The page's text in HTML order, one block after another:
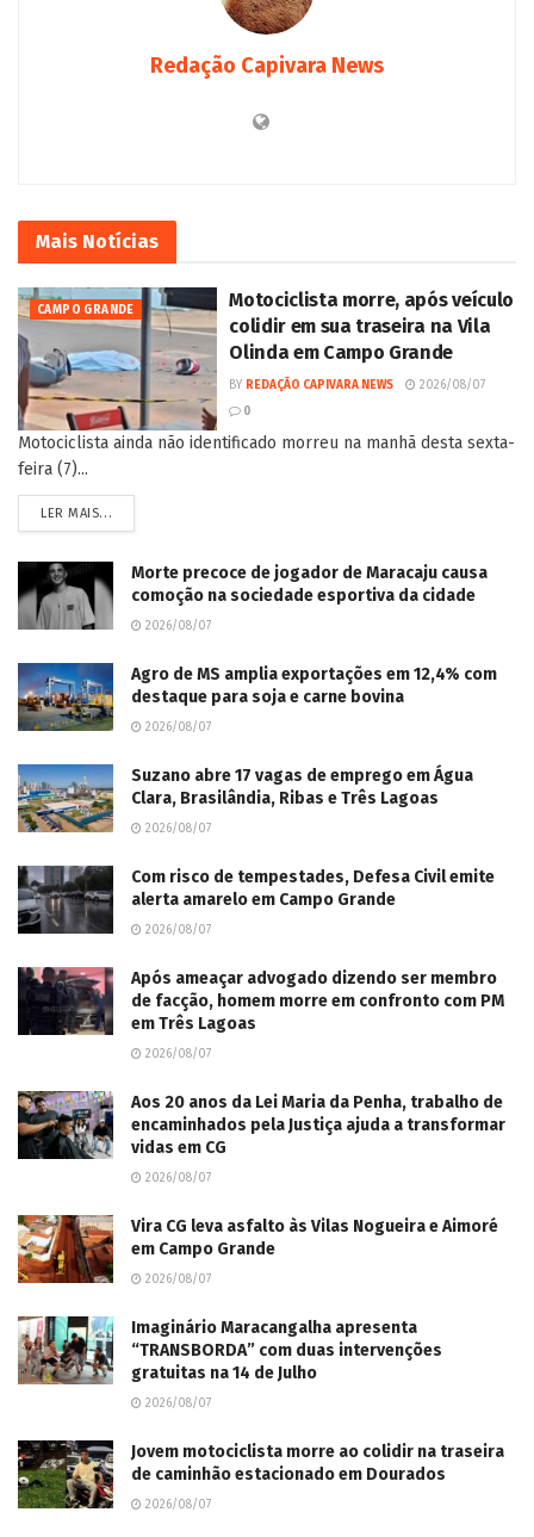
Redação Capivara News
Mais Notícias
CAMPO GRANDE
Motociclista morre, após veículo
colidir em sua traseira na Vila
Olinda em Campo Grande
BY REDAÇÃO CAPIVARA NEWS
2026/08/07
0
Motociclista ainda não identificado morreu na manhã desta sexta-
feira (7)...
LER MAIS...
Morte precoce de jogador de Maracaju causa
comoção na sociedade esportiva da cidade
2026/08/07
Agro de MS amplia exportações em 12,4% com
destaque para soja e carne bovina
2026/08/07
Suzano abre 17 vagas de emprego em Água
Clara, Brasilândia, Ribas e Três Lagoas
2026/08/07
Com risco de tempestades, Defesa Civil emite
alerta amarelo em Campo Grande
2026/08/07
Após ameaçar advogado dizendo ser membro
de facção, homem morre em confronto com PM
em Três Lagoas
2026/08/07
Aos 20 anos da Lei Maria da Penha, trabalho de
encaminhados pela Justiça ajuda a transformar
vidas em CG
2026/08/07
Vira CG leva asfalto às Vilas Nogueira e Aimoré
em Campo Grande
2026/08/07
Imaginário Maracangalha apresenta
“TRANSBORDA” com duas intervenções
gratuitas na 14 de Julho
2026/08/07
Jovem motociclista morre ao colidir na traseira
de caminhão estacionado em Dourados
2026/08/07